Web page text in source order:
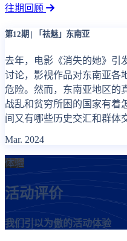
往期回顾
第12期 | 「祛魅」东南亚
去年，电影《消失的她》引
讨论，影视作品对东南亚各
危险。然而，东南亚地区的
战乱和贫穷所困的国家有着
间又有哪些历史交汇和群体
Mar. 2024
体验
活动评价
我们引以为傲的活动体验